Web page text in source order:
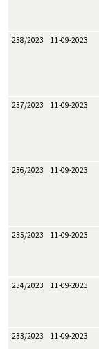
238/2023 11-09-2023
237/2023 11-09-2023
236/2023 11-09-2023
235/2023 11-09-2023
234/2023 11-09-2023
233/2023 11-09-2023